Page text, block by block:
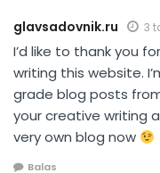
glavsadovnik.ru 3
I’d like to thank you
writing this website.
grade blog posts
your creative writing
very own blog now
Balas